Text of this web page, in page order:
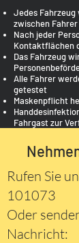
Jedes Fahrzeug
zwischen
Nach jeder
Kontaktflächen
Das Fahrzeug
Alle Fahrer
getestet
Maskenpflicht
Fahrgast zur
Rufen Sie
101073
Oder
Nachricht: